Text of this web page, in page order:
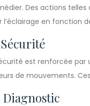
Des actions
en fonction
est renforcée
de mouvements.
Diagnostic